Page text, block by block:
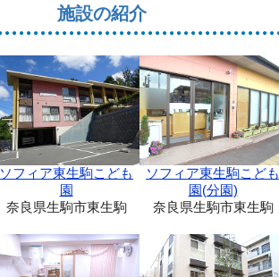
施設の紹介
ソフィア東生駒こども
園
奈良県生駒市東生駒
ソフィア東生駒こども
園(分園)
奈良県生駒市東生駒